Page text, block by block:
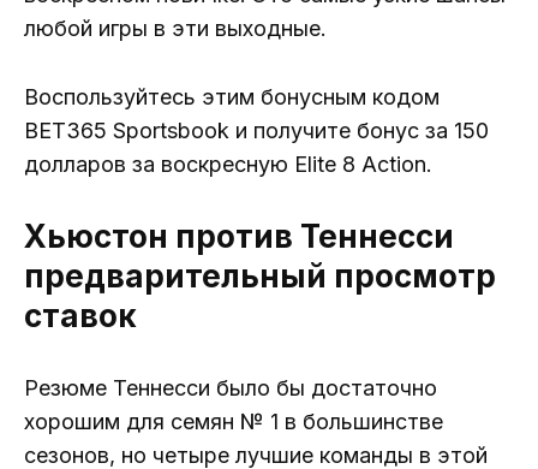
любой игры в эти выходные.
Воспользуйтесь этим бонусным кодом
BET365 Sportsbook и получите бонус за 150
долларов за воскресную Elite 8 Action.
Хьюстон против Теннесси
предварительный просмотр
ставок
Резюме Теннесси было бы достаточно
хорошим для семян № 1 в большинстве
сезонов, но четыре лучшие команды в этой